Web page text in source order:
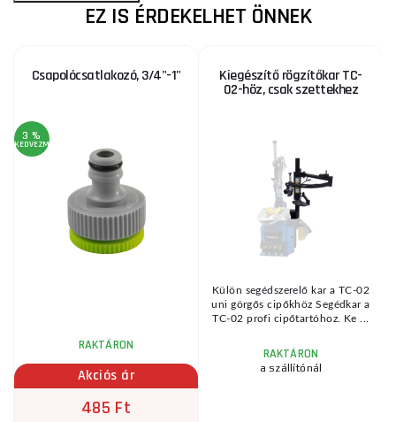
EZ IS ÉRDEKELHET ÖNNEK
Csapolócsatlakozó, 3/4"-1"
3 %
KEDVEZMÉNY
RAKTÁRON
Akciós ár
485 Ft
Kiegészítő rögzítőkar TC-
02-höz, csak szettekhez
Külön segédszerelő kar a TC-02
uni görgős cipőkhöz Segédkar a
TC-02 profi cipőtartóhoz. Ke ...
RAKTÁRON
a szállítónál